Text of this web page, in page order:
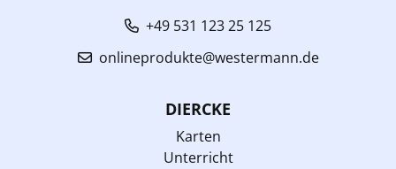
+49 531 123 25 125
onlineprodukte@westermann.de
DIERCKE
Karten
Unterricht